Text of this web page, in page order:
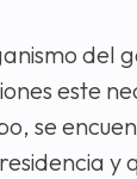
del
este
se
y